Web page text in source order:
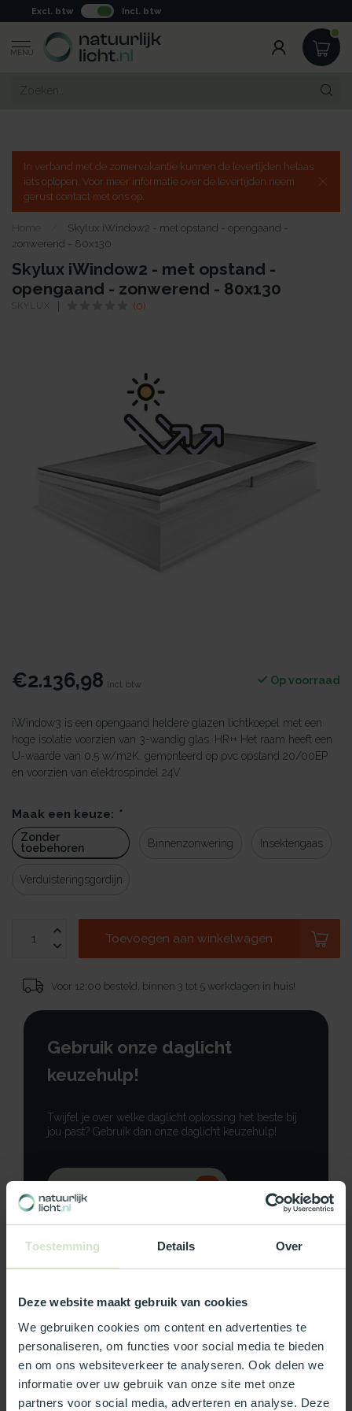
Toestemming Details Over
Deze website maakt gebruik van cookies
We gebruiken cookies om content en advertenties te
personaliseren, om functies voor social media te bieden
en om ons websiteverkeer te analyseren. Ook delen we
informatie over uw gebruik van onze site met onze
partners voor social media, adverteren en analyse. Deze
Excl. btw Incl. btw
MENU
In verband met de zomervakantie kunnen de levertijden helaas
iets oplopen. Voor meer informatie over de levertijden neem
gerust contact met ons op.
Home
Skylux iWindow2 - met opstand - opengaand -
zonwerend - 80x130
Skylux iWindow2 - met opstand -
opengaand - zonwerend - 80x130
SKYLUX (0)
€2.136,98 Incl. btw Op voorraad
iWindow3 is een opengaand heldere glazen lichtkoepel met een
hoge isolatie voorzien van 3-wandig glas. HR++ Het raam heeft een
U-waarde van 0,5 w/m2K. gemonteerd op pvc opstand 20/00EP
en voorzien van elektrospindel 24V.
Maak een keuze: *
Zonder
toebehoren
Binnenzonwering Insektengaas
Verduisteringsgordijn
Toevoegen aan winkelwagen
Voor 12:00 besteld, binnen 3 tot 5 werkdagen in huis!
Gebruik onze daglicht
keuzehulp!
Twijfel je over welke daglicht oplossing het beste bij
jou past? Gebruik dan onze daglicht keuzehulp!
Neem contact op
Productomschrijving
Specificaties
Reviews